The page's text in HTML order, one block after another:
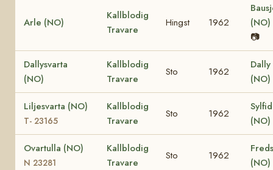
Arle (NO)
Kallblodig
Travare
Hingst 1962
(NO)
📷
Dallysvarta
(NO)
Kallblodig
Travare
Sto 1962
(NO)
Liljesvarta (NO)
T- 23165
Kallblodig
Travare
Sto 1962
(NO)
Ovartulla (NO)
N 23281
Kallblodig
Travare
Sto 1962
(NO)